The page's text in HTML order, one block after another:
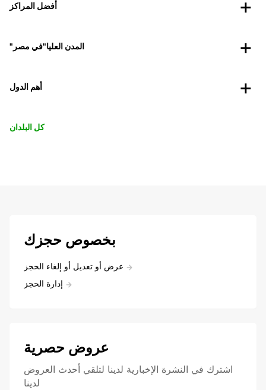
أفضل المراكز
"المدن العليا"في مصر
أهم الدول
كل البلدان
بخصوص حجزك
عرض أو تعديل أو إلغاء الحجز
إدارة الحجز
عروض حصرية
اشترك في النشرة الإخبارية لدينا لتلقي أحدث العروض
لدينا